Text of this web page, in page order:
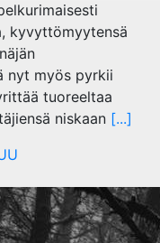
kyvyttömyytensä
nyt myös pyrkii
tuoreeltaa
niskaan [...]